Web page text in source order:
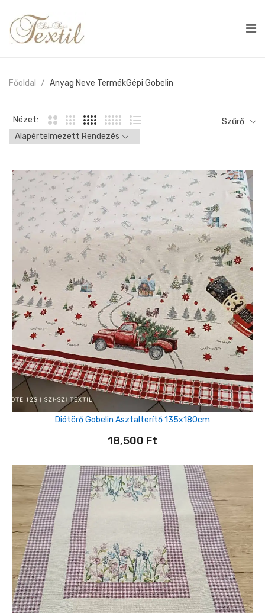
Főoldal Anyag Neve TermékGépi Gobelin
Nézet: Szűrő
Diótörő Gobelin Asztalterítő 135x180cm
18,500 Ft